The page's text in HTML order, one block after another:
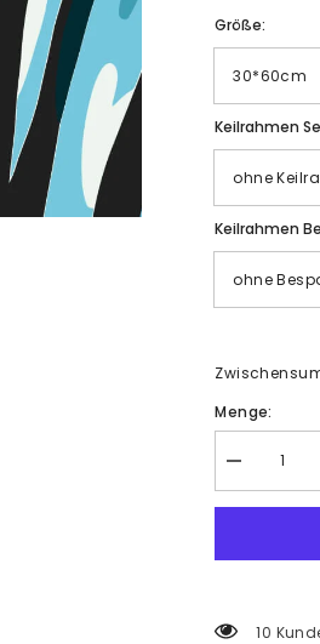
Größe:
Keilrahmen
Keilrahmen
Menge:
verringern
für
Zahlen
18